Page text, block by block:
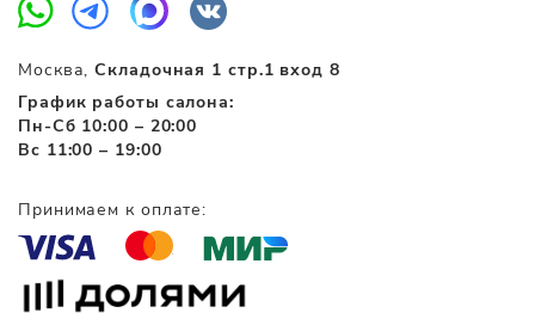
Москва,Складочная 1 стр.1 вход 8
График работы салона:
Пн-Сб 10:00 – 20:00
Вс 11:00 – 19:00
Принимаем к оплате: